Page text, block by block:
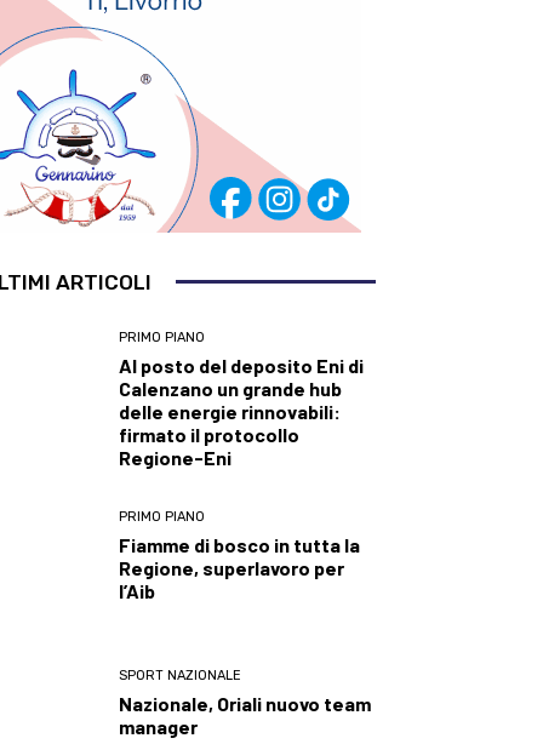
ARTICOLI
PRIMO PIANO
Al posto del deposito Eni di
Calenzano un grande hub
delle energie rinnovabili:
firmato il protocollo
Regione-Eni
PRIMO PIANO
Fiamme di bosco in tutta la
Regione, superlavoro per
l’Aib
SPORT NAZIONALE
Nazionale, Oriali nuovo team
manager